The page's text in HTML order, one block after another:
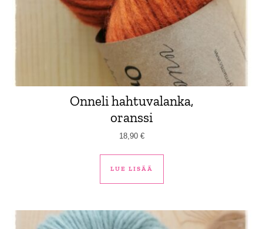
Onneli hahtuvalanka,
oranssi
18,90 €
LUE LISÄÄ